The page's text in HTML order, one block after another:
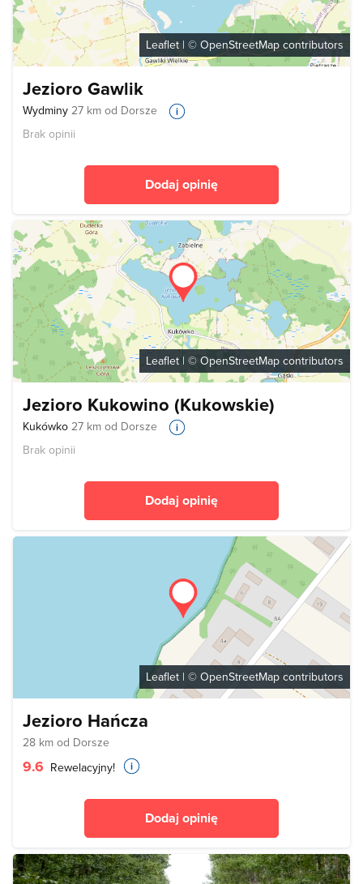
Leaflet | © OpenStreetMap contributors
Jezioro Gawlik
Wydminy 27 km od Dorsze
Brak opinii
Dodaj opinię
Leaflet | © OpenStreetMap contributors
Jezioro Kukowino (Kukowskie)
Kukówko 27 km od Dorsze
Brak opinii
Dodaj opinię
Leaflet | © OpenStreetMapcontributors
Jezioro Hańcza
28 km od Dorsze
9.6 Rewelacyjny!
Dodaj opinię